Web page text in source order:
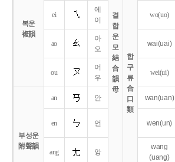
결
합
운
모
結
合
韻
母
복운
複韻
합
구
류
合
口
類
ei
에
이
wo(uo)
ao
아
오
wai(uai)
ou
어
우
wei(ui)
부성운
附聲韻
an 안 wan(uan)
en 언 wen(un)
ang 앙
wang
(uang)